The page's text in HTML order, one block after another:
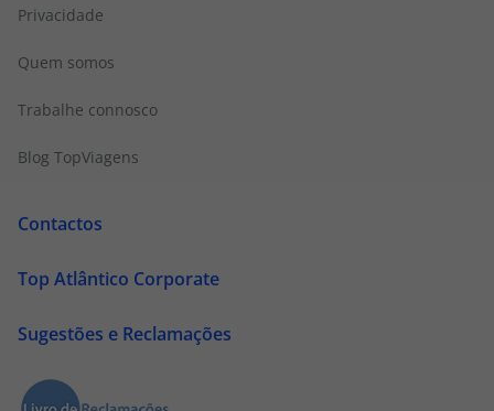
Privacidade
Quem somos
Trabalhe connosco
Blog TopViagens
Contactos
Top Atlântico Corporate
Sugestões e Reclamações